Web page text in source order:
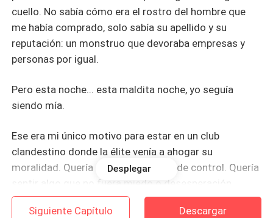
cuello. No sabía cómo era el rostro del hombre que
me había comprado, solo sabía su apellido y su
reputación: un monstruo que devoraba empresas y
personas por igual.
Pero esta noche... esta maldita noche, yo seguía
siendo mía.
Ese era mi único motivo para estar en un club
clandestino donde la élite venía a ahogar su
moralidad. Quería una última noche de control. Quería
sentir algo que no fuera miedo o desesperación,
aunque fuera con un completo extraño.
Desplegar
Siguiente Capítulo Descargar